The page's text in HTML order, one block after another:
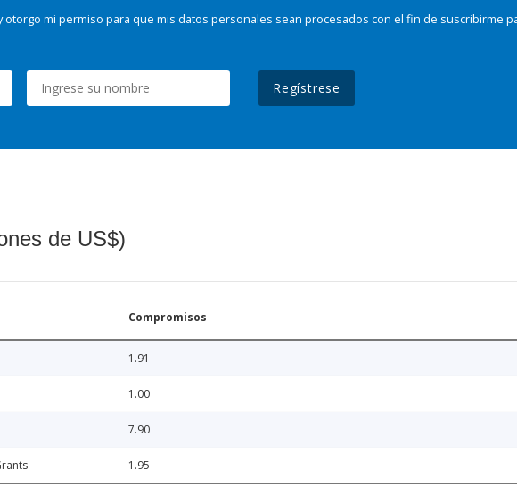
otorgo mi permiso para que mis datos personales sean procesados con el fin de suscribirme
Regístrese
de US$)
Compromisos
1.91
1.00
7.90
1.95